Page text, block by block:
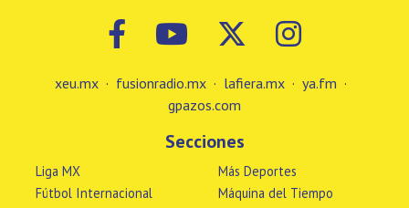
xeu.mx · fusionradio.mx · lafiera.mx · ya.fm ·
gpazos.com
Secciones
Liga MX
Fútbol Internacional
Más Deportes
Máquina del Tiempo